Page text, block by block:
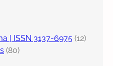
| ISSN 3137-6975 (12)
(80)